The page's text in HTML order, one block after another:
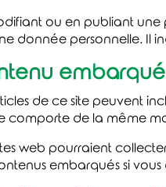
ou en publiant
donnée personnelle. Il
embarqué
de ce site peuvent
comporte de la même
web pourraient
embarqués si